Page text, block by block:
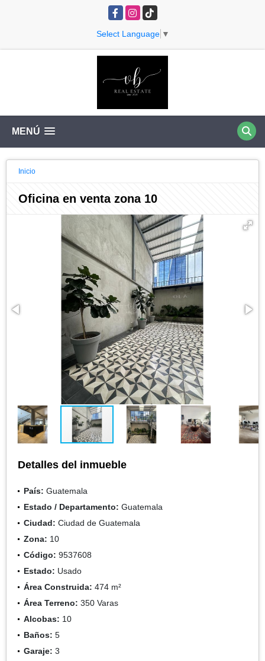
FacebookInstagram
TikTok
Select Language ▼
MENÚ
Inicio
Oficina en venta zona 10
Detalles del inmueble
País: Guatemala
Estado / Departamento: Guatemala
Ciudad: Ciudad de Guatemala
Zona: 10
Código: 9537608
Estado: Usado
Área Construida: 474 m²
Área Terreno: 350 Varas
Alcobas: 10
Baños: 5
Garaje: 3